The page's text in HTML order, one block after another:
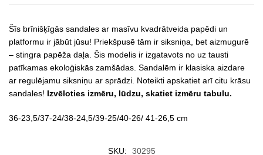
Šīs brīnišķīgās sandales ar masīvu kvadrātveida papēdi un
platformu ir jābūt jūsu! Priekšpusē tām ir siksniņa, bet aizmugurē
– stingra papēža daļa. Šis modelis ir izgatavots no uz tausti
patīkamas ekoloģiskās zamšādas. Sandalēm ir klasiska aizdare
ar regulējamu siksniņu ar sprādzi. Noteikti apskatiet arī citu krāsu
sandales! Izvēloties izmēru, lūdzu, skatiet izmēru tabulu.
36-23,5/37-24/38-24,5/39-25/40-26/ 41-26,5 cm
SKU:
30295